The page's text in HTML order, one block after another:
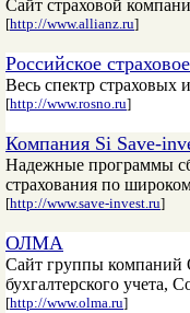
Сайт страховой
[http://www.allianz.ru]
Российское
Весь спектр страховых
[http://www.rosno.ru]
Компания Si Save-
Надежные программы
страхования по
[http://www.save-invest.ru]
ОЛМА
Сайт группы компаний
бухгалтерского учета,
[http://www.olma.ru]